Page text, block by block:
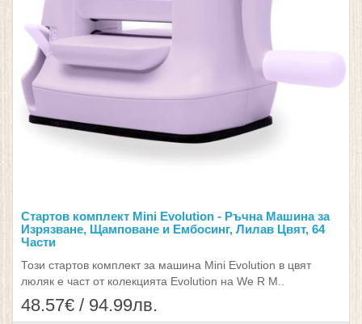
Стартов комплект Mini Evolution - Ръчна Машина за
Изрязване, Щамповане и Ембосинг, Лилав Цвят, 64
Части
Този стартов комплект за машина Mini Evolution в цвят
люляк е част от колекцията Evolution на We R M..
48.57€ / 94.99лв.